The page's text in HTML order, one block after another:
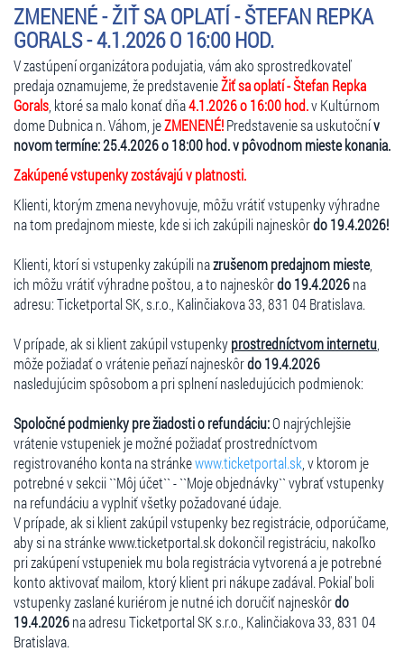
ZMENENÉ - ŽIŤ SA OPLATÍ - ŠTEFAN REPKA
GORALS - 4.1.2026 O 16:00 HOD.
V zastúpení organizátora podujatia, vám ako sprostredkovateľ
predaja oznamujeme, že predstavenieŽiť sa oplatí - Štefan Repka
Gorals , ktoré sa malo konať dňa4.1.2026 o 16:00 hod.v Kultúrnom
dome Dubnica n. Váhom, jeZMENENÉ!Predstavenie sa uskutočnív
novom termíne: 25.4.2026 o 18:00 hod. v pôvodnom mieste konania.
Zakúpené vstupenky zostávajú v platnosti.
Klienti, ktorým zmena nevyhovuje, môžu vrátiť vstupenky výhradne
na tom predajnom mieste, kde si ich zakúpili najneskôrdo 19.4.2026!
Klienti, ktorí si vstupenky zakúpili nazrušenom predajnom mieste,
ich môžu vrátiť výhradne poštou, a to najneskôrdo 19.4.2026na
adresu: Ticketportal SK, s.r.o., Kalinčiakova 33, 831 04 Bratislava.
V prípade, ak si klient zakúpil vstupenkyprostredníctvom internetu
môže požiadať o vrátenie peňazí najneskôrdo 19.4.2026
nasledujúcim spôsobom a pri splnení nasledujúcich podmienok:
Spoločné podmienky pre žiadosti o refundáciu:O najrýchlejšie
vrátenie vstupeniek je možné požiadať prostredníctvom
registrovaného konta na stránkewww.ticketportal.sk , v ktorom je
potrebné v sekcii ``Môj účet`` - ``Moje objednávky`` vybrať vstupenky
na refundáciu a vyplniť všetky požadované údaje.
V prípade, ak si klient zakúpil vstupenky bez registrácie, odporúčame,
aby si na stránke www.ticketportal.sk dokončil registráciu, nakoľko
pri zakúpení vstupeniek mu bola registrácia vytvorená a je potrebné
konto aktivovať mailom, ktorý klient pri nákupe zadával. Pokiaľ boli
vstupenky zaslané kuriérom je nutné ich doručiť najneskôrdo
19.4.2026na adresu Ticketportal SK s.r.o., Kalinčiakova 33, 831 04
Bratislava.